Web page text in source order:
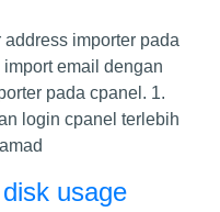
address importer pada
email dengan
pada cpanel. 1.
login cpanel terlebih
usage